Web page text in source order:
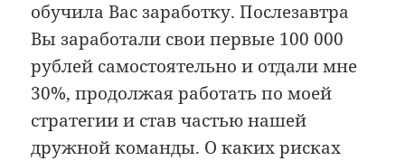
обучила Вас заработку. Послезавтра
Вы заработали свои первые 100 000
рублей самостоятельно и отдали мне
30%, продолжая работать по моей
стратегии и став частью нашей
дружной команды. О каких рисках